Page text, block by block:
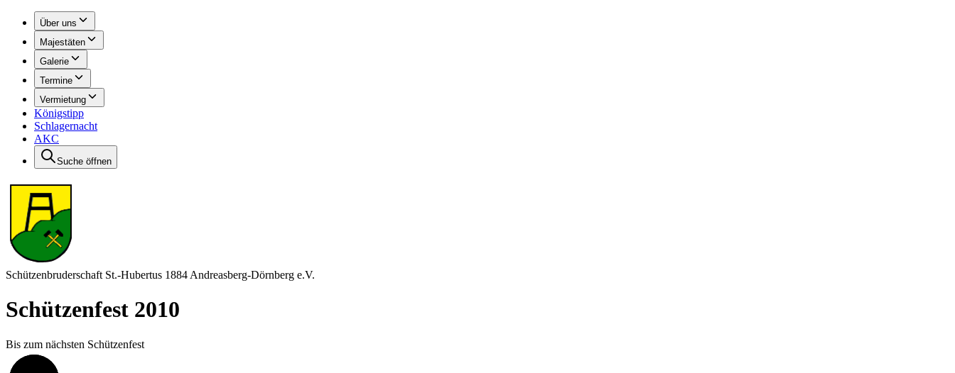
Über uns
Majestäten
Galerie
Termine
Vermietung
Königstipp
Schlagernacht
AKC
Suche öffnen
Schützenbruderschaft St.-Hubertus 1884 Andreasberg-Dörnberg e.V.
Schützenfest 2010
Bis zum nächsten Schützenfest